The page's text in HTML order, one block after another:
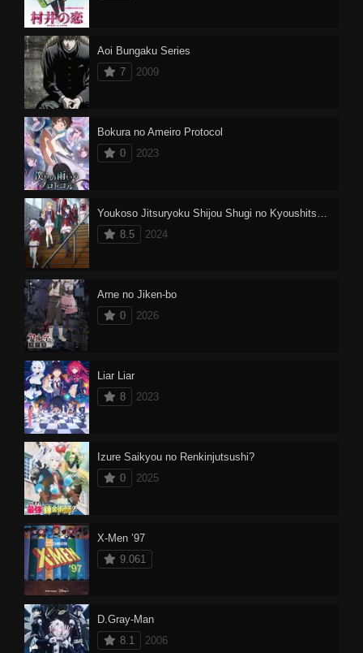
Aoi Bungaku Series
7
2009
Bokura no Ameiro Protocol
0
2023
Youkoso Jitsuryoku Shijou Shugi no Kyoushitsu e 3
8.5
2024
Arne no Jiken-bo
0
2026
Liar Liar
8
2023
Izure Saikyou no Renkinjutsushi?
0
2025
X-Men ’97
9.061
D.Gray-Man
8.1
2006